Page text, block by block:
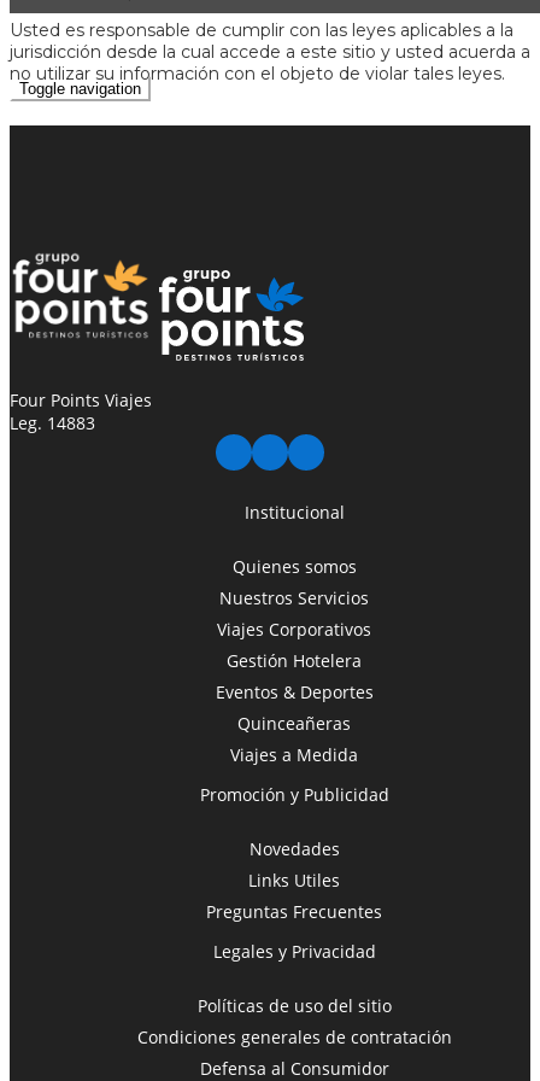
Toggle navigation
Usted es responsable de cumplir con las leyes aplicables a la
jurisdicción desde la cual accede a este sitio y usted acuerda a
no utilizar su información con el objeto de violar tales leyes.
Four Points Viajes
Leg. 14883
Institucional
Quienes somos
Nuestros Servicios
Viajes Corporativos
Gestión Hotelera
Eventos & Deportes
Quinceañeras
Viajes a Medida
Promoción y Publicidad
Novedades
Links Utiles
Preguntas Frecuentes
Legales y Privacidad
Políticas de uso del sitio
Condiciones generales de contratación
Defensa al Consumidor